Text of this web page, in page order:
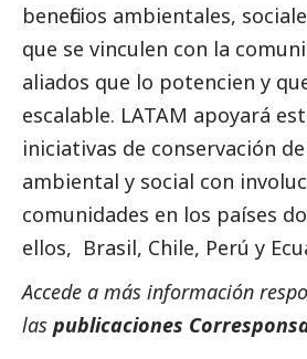
beneficios ambientales,
que se vinculen con la
aliados que lo potencien y
escalable. LATAM apoyará
iniciativas de conservación
ambiental y social con
comunidades en los países
ellos, Brasil, Chile, Perú y
Accede a más información
las publicaciones